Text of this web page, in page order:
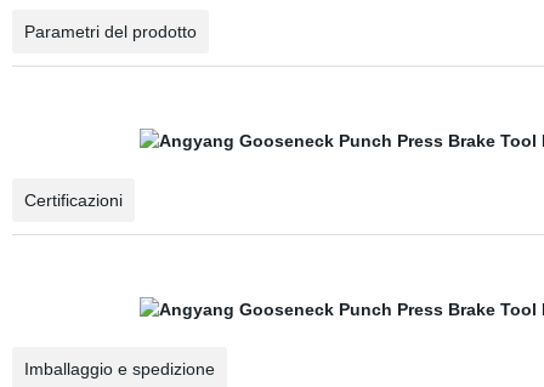
Parametri del prodotto
Certificazioni
Imballaggio e spedizione